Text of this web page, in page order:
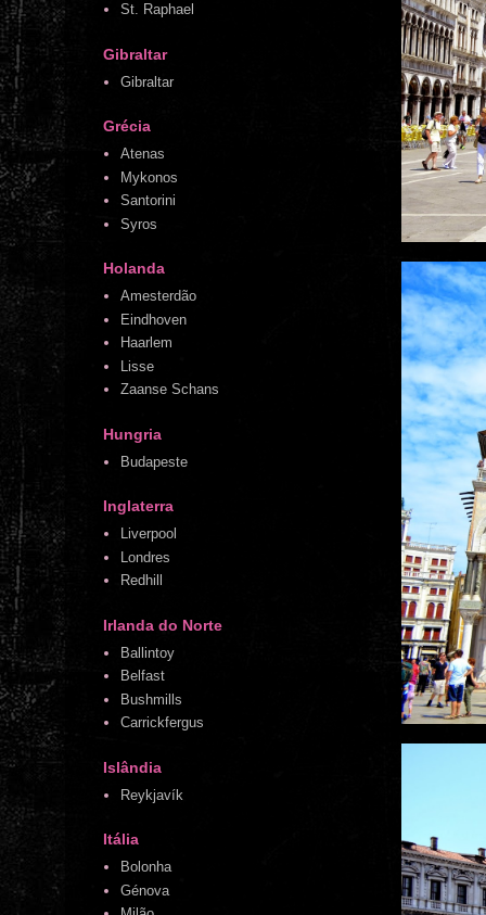
St. Raphael
Gibraltar
Gibraltar
Grécia
Atenas
Mykonos
Santorini
Syros
Holanda
Amesterdão
Eindhoven
Haarlem
Lisse
Zaanse Schans
Hungria
Budapeste
Inglaterra
Liverpool
Londres
Redhill
Irlanda do Norte
Ballintoy
Belfast
Bushmills
Carrickfergus
Islândia
Reykjavík
Itália
Bolonha
Génova